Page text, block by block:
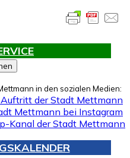
in den sozialen Medien: